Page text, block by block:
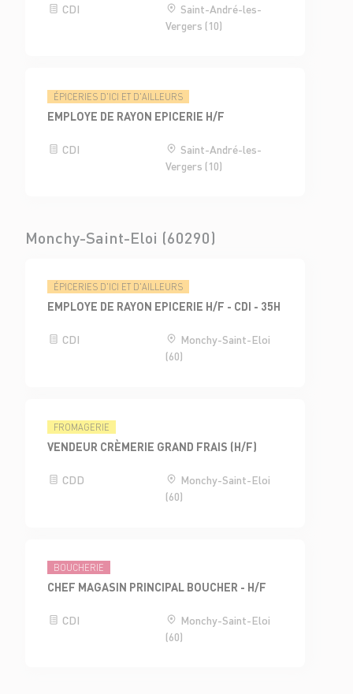
CDI
Saint-André-les-
Vergers (10)
ÉPICERIES D'ICI ET D'AILLEURS
EMPLOYE DE RAYON EPICERIE H/F
CDI
Saint-André-les-
Vergers (10)
Monchy-Saint-Eloi (60290)
ÉPICERIES D'ICI ET D'AILLEURS
EMPLOYE DE RAYON EPICERIE H/F - CDI - 35H
CDI
Monchy-Saint-Eloi
(60)
FROMAGERIE
VENDEUR CRÈMERIE GRAND FRAIS (H/F)
CDD
Monchy-Saint-Eloi
(60)
BOUCHERIE
CHEF MAGASIN PRINCIPAL BOUCHER - H/F
CDI
Monchy-Saint-Eloi
(60)